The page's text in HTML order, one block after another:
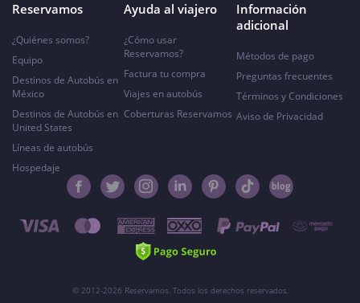
Reservamos
¿Quiénes somos?
Equipo
Destinos de Autobús en
México
Destinos de Autobús en
United States
Líneas de autobús
Hospedaje
Ayuda al viajero
¿Cómo usar
Reservamos?
Factura tu compra
Viajes en autobús
Coberturas Reservamos
Información
adicional
Métodos de pago
Preguntas frecuentes
Términos y Condiciones
Aviso de Privacidad
© 2012-2026 Reservamos. Todos los derechos reservados.